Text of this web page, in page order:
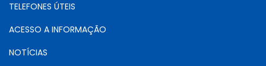
TELEFONES ÚTEIS
ACESSO A INFORMAÇÃO
NOTÍCIAS